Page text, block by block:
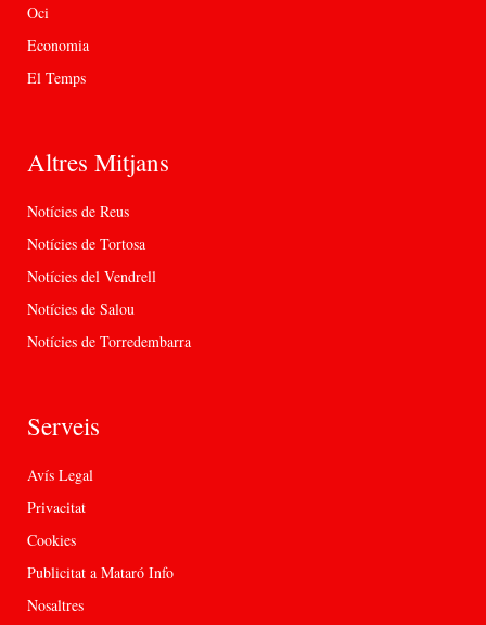
Oci
Economia
El Temps
Altres Mitjans
Notícies de Reus
Notícies de Tortosa
Notícies del Vendrell
Notícies de Salou
Notícies de Torredembarra
Serveis
Avís Legal
Privacitat
Cookies
Publicitat a Mataró Info
Nosaltres